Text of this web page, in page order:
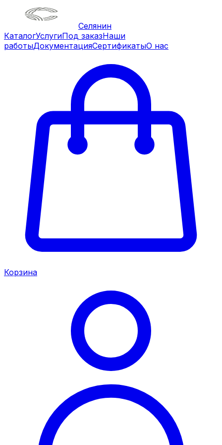
Селянин
КаталогУслугиПод заказНаши
работыДокументацияСертификатыО нас
Корзина